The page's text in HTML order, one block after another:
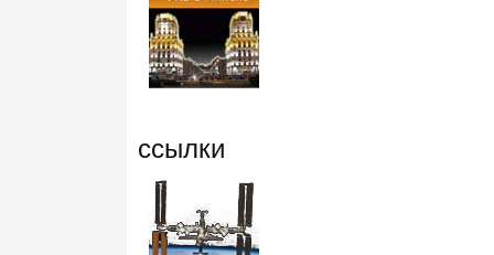
ссылки